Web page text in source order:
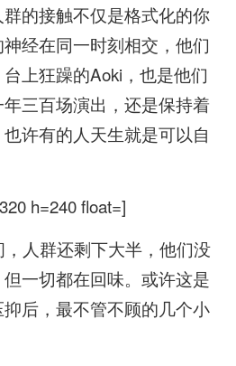
的接触不仅是格式化的你
经在同一时刻相交，他们
上狂躁的Aoki，也是他们
三百场演出，还是保持着
许有的人天生就是可以自
h=240 float=]
，人群还剩下大半，他们没
一切都在回味。或许这是
后，最不管不顾的几个小